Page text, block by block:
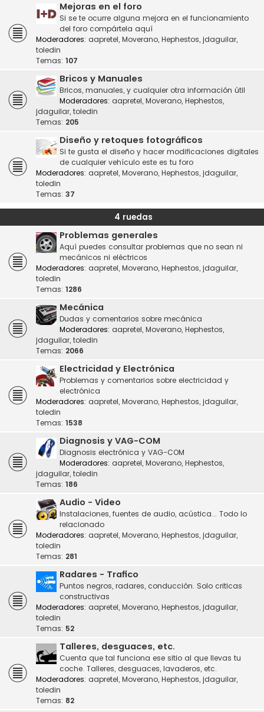
Mejoras en el foro
Si se te ocurre alguna mejora en el funcionamiento
del foro compártela aquí
Moderadores: aapretel, Moverano, Hephestos, jdaguilar,
toledin
Temas: 107
Bricos y Manuales
Bricos, manuales, y cualquier otra información útil
Moderadores: aapretel, Moverano, Hephestos,
jdaguilar, toledin
Temas: 205
Diseño y retoques fotográficos
Si te gusta el diseño y hacer modificaciones digitales
de cualquier vehículo este es tu foro
Moderadores: aapretel, Moverano, Hephestos, jdaguilar,
toledin
Temas: 37
4 ruedas
Problemas generales
Aquí puedes consultar problemas que no sean ni
mecánicos ni eléctricos
Moderadores: aapretel, Moverano, Hephestos, jdaguilar,
toledin
Temas: 1286
Mecánica
Dudas y comentarios sobre mecánica
Moderadores: aapretel, Moverano, Hephestos,
jdaguilar, toledin
Temas: 2066
Electricidad y Electrónica
Problemas y comentarios sobre electricidad y
electrónica
Moderadores: aapretel, Moverano, Hephestos, jdaguilar,
toledin
Temas: 1538
Diagnosis y VAG-COM
Diagnosis electrónica y VAG-COM
Moderadores: aapretel, Moverano, Hephestos,
jdaguilar, toledin
Temas: 186
Audio - Video
Instalaciones, fuentes de audio, acústica... Todo lo
relacionado
Moderadores: aapretel, Moverano, Hephestos, jdaguilar,
toledin
Temas: 281
Radares - Trafico
Puntos negros, radares, conducción. Solo criticas
constructivas
Moderadores: aapretel, Moverano, Hephestos, jdaguilar,
toledin
Temas: 52
Talleres, desguaces, etc.
Cuenta que tal funciona ese sitio al que llevas tu
coche. Talleres, desguaces, lavaderos, etc.
Moderadores: aapretel, Moverano, Hephestos, jdaguilar,
toledin
Temas: 82